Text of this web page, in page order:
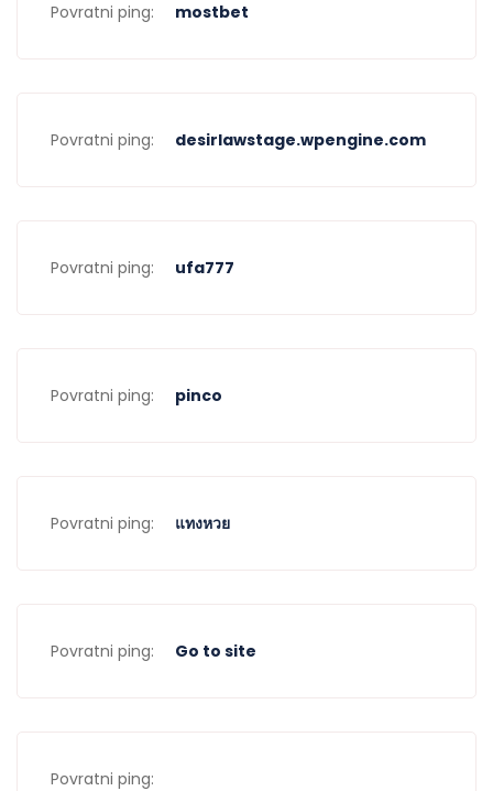
Povratni ping: mostbet
Povratni ping: desirlawstage.wpengine.com
Povratni ping: ufa777
Povratni ping: pinco
Povratni ping: แทงหวย
Povratni ping: Go to site
Povratni ping: